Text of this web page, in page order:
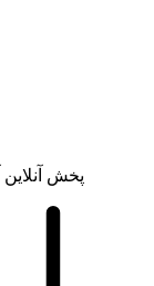
پخش آنلاین